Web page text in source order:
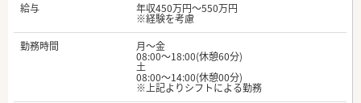
給与
年収450万円～550万円
※経験を考慮
勤務時間
月～金
08:00～18:00(休憩60分)
土
08:00～14:00(休憩00分)
※上記よりシフトによる勤務